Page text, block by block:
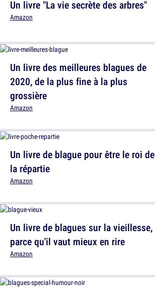
Un livre "La vie secrète des arbres"
Amazon
Un livre de blague pour être le roi de
la répartie
Amazon
Un livre des meilleures blagues de
2020, de la plus fine à la plus
grossière
Amazon
Un livre de blagues sur la vieillesse,
parce qu'il vaut mieux en rire
Amazon